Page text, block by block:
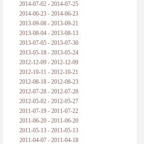
2014-07-02 - 2014-07-25
2014-06-23 - 2014-06-23
2013-09-08 - 2013-09-21
2013-08-04 - 2013-08-13
2013-07-05 - 2013-07-30
2013-05-18 - 2013-05-24
2012-12-09 - 2012-12-09
2012-10-11 - 2012-10-21
2012-08-18 - 2012-08-23
2012-07-28 - 2012-07-28
2012-05-02 - 2012-05-27
2011-07-19 - 2011-07-22
2011-06-20 - 2011-06-20
2011-05-13 - 2011-05-13
2011-04-07 - 2011-04-18